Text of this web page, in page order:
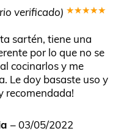
verificado)
sartén, tiene una
por lo que no se
cocinarlos y me
Le doy basaste uso y
recomendada!
–03/05/2022